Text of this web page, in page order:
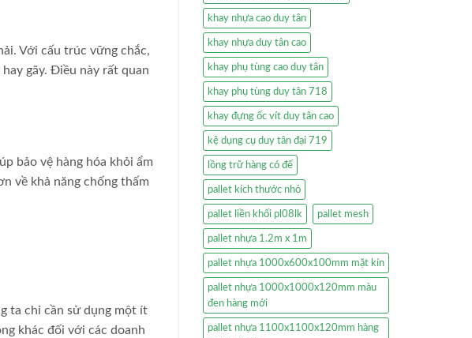
Với cấu trúc vững chắc,
gãy. Điều này rất quan
bảo vệ hàng hóa khỏi ẩm
về khả năng chống thấm
ta chỉ cần sử dụng một ít
khác đối với các doanh
khay nhựa cao duy tân
khay nhựa duy tân cao
khay phụ tùng cao duy tân
khay phụ tùng duy tân 718
khay đựng ốc vít duy tân cao
kệ dụng cụ duy tân đại 719
lồng trữ hàng có đế
pallet kích thước nhỏ
pallet liền khối pl08lk pallet mesh
pallet nhựa 1.2m x 1m
pallet nhựa 1000x600x100mm mặt kín
pallet nhựa 1000x1000x120mm màu
đen hàng mới
pallet nhựa 1100x1100x120mm hàng